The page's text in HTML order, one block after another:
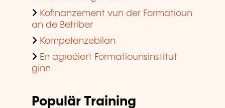
Kofinanzement vun der Formatioun
an de Betriber
Kompetenzebilan
En agreéiert Formatiounsinstitut
ginn
Populär Training